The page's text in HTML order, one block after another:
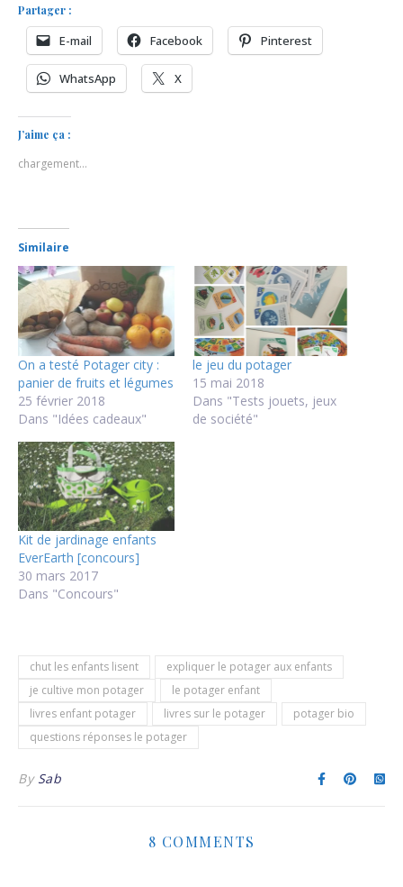
Partager :
E-mail Facebook Pinterest
WhatsApp X
J’aime ça :
chargement…
Similaire
On a testé Potager city :
panier de fruits et légumes
25 février 2018
Dans "Idées cadeaux"
le jeu du potager
15 mai 2018
Dans "Tests jouets, jeux
de société"
Kit de jardinage enfants
EverEarth [concours]
30 mars 2017
Dans "Concours"
chut les enfants lisent
expliquer le potager aux enfants
je cultive mon potager
le potager enfant
livres enfant potager
livres sur le potager
potager bio
questions réponses le potager
By Sab
8 COMMENTS